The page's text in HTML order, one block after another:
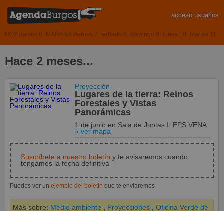
acceso usuarios
HOY jueves 6 MAÑANA viernes 7 sábado 8 domingo 9 lunes 10 martes 11
Hace 2 meses...
Proyección
Lugares de la tierra: Reinos
Forestales y Vistas
Panorámicas
1 de junioen Sala de Juntas I. EPS VENA
» ver mapa
Suscríbete a nuestro boletín y te avisaremos cuando
tengamos la fecha definitiva
Puedes ver un ejemplo del boletín que te enviaremos
Más sobre: Medio ambiente Proyecciones
Oficina Verde de